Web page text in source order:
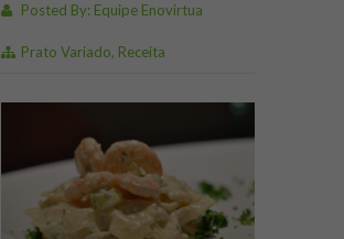
Posted By: Equipe Enovirtua
Prato Variado, Receita